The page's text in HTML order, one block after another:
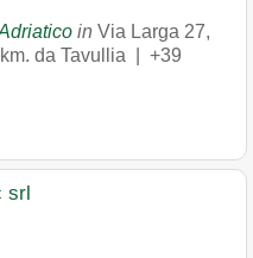
in Via Larga 27,
da Tavullia | +39
srl